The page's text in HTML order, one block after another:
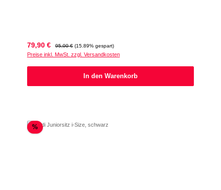
Verkaufspreis:
79,90 € Regulärer Preis:
95,00 € (15.89% gespart)
Preise inkl. MwSt. zzgl. Versandkosten
In den Warenkorb
%Rabatt